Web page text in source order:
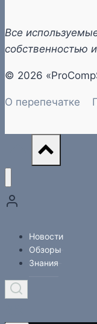
Все
собственностью
© 2026
О перепечатке
Новости
Обзоры
Знания